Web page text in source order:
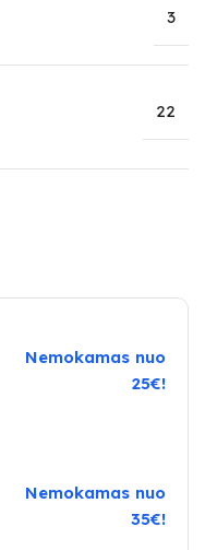
3
22
Nemokamas nuo
25€!
Nemokamas nuo
35€!